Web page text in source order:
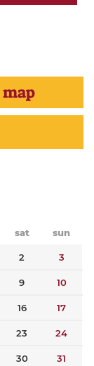
sat sun
2 3
9 10
16 17
23 24
30 31